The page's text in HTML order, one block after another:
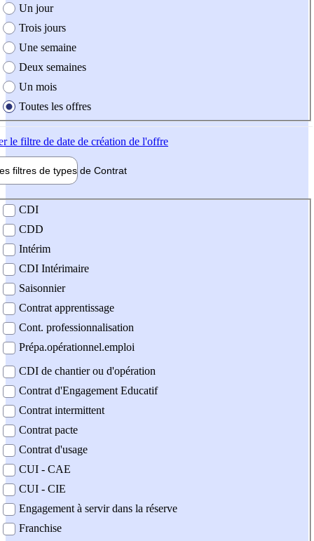
création de l'offre
Un jour
Trois jours
Une semaine
Deux semaines
Un mois
Toutes les offres
le filtre de date de création de l'offre
filtres de types de Contrat
contrat
CDI
CDD
Intérim
CDI Intérimaire
Saisonnier
Contrat apprentissage
Cont. professionnalisation
Prépa.opérationnel.emploi
CDI de chantier ou d'opération
Contrat d'Engagement Educatif
Contrat intermittent
Contrat pacte
Contrat d'usage
CUI - CAE
CUI - CIE
Engagement à servir dans la réserve
Franchise